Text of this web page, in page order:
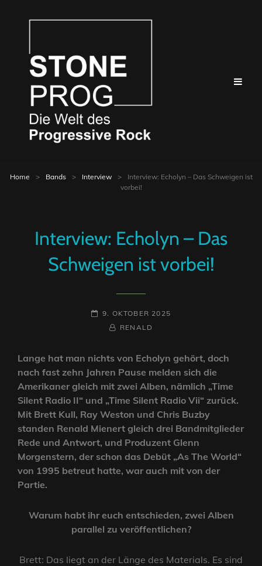
Home > Bands > Interview >
Interview: Echolyn – Das Schweigen ist
vorbei!
Interview: Echolyn – Das
Schweigen ist vorbei!
POSTED-
9. OKTOBER 2025
BY
BYLINE
RENALD
Lange hat man nichts von Echolyn gehört, doch
nach fast zehn Jahren Pause melden sich die
Amerikaner gleich mit zwei Alben, nämlich „Time
Silent Radio II“ und „Time Silent Radio Vii“ zurück.
Mit Brett Kull, Ray Weston und Chris Buzby
standen Renald Mienert gleich drei Bandmitglieder
Rede und Antwort, und Produzent Glenn
Morgenstern, der schon das Debüt „As The World“
von 1995 betreut hatte, war auch mit von der
Partie.
Warum habt ihr euch entschieden, zwei Alben
parallel zu veröffentlichen?
Brett: Das liegt an der Länge des Materials. Es sind